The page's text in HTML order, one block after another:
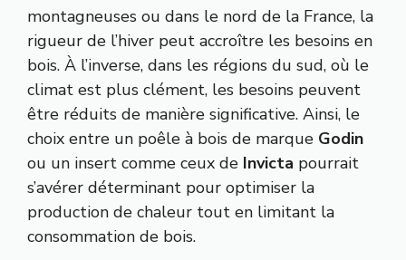
montagneuses ou dans le nord de la France, la
rigueur de l’hiver peut accroître les besoins en
bois. À l’inverse, dans les régions du sud, où le
climat est plus clément, les besoins peuvent
être réduits de manière significative. Ainsi, le
choix entre un poêle à bois de marque Godin
ou un insert comme ceux de Invicta pourrait
s’avérer déterminant pour optimiser la
production de chaleur tout en limitant la
consommation de bois.